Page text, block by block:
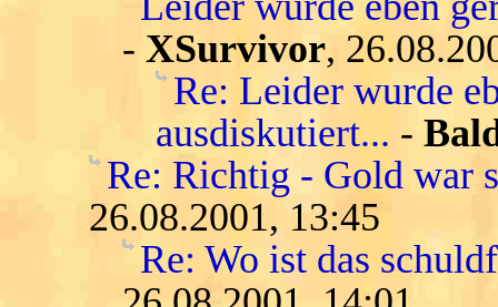
- XSurvivor,
Re: Leider wurde
ausdiskutiert... -
Re: Richtig - Gold war
26.08.2001, 13:45
Re: Wo ist das